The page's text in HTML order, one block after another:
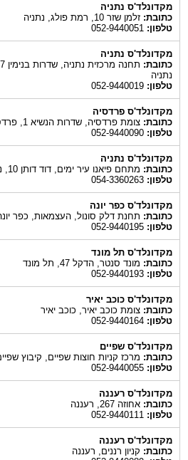
מקדונלד'ס נתניה
כתובת:זלמן שזר 10, רמת פולג, נתניה
טלפון:052-9440051
מקדונלד'ס נתניה
כתובת:
תחנה מרכזית נתניה, שדרות בנימין 7,
נתניה
טלפון:052-9440019
מקדונלד'ס פרדסיה
כתובת:צומת פרדסיה, שדרות הנשיא 1, פרדסיה
טלפון:052-9440090
מקדונלד'ס נתניה
כתובת:מתחם פיאנו עיר ימים, דוד דותן 10, נתניה
טלפון:054-3360263
מקדונלד'ס כפר יונה
כתובת:תחנת דלק סונול, העצמאות, כפר יונה
טלפון:052-9440195
מקדונלד'ס תל מונד
כתובת:מונד סנטר, הדקל 47, תל מונד
טלפון:052-9440193
מקדונלד'ס כוכב יאיר
כתובת:צומת כוכב יאיר, כוכב יאיר
טלפון:052-9440164
מקדונלד'ס שפיים
כתובת:מרכז קניות חוצות שפיים, קיבוץ שפיים
טלפון:052-9440055
מקדונלד'ס רעננה
כתובת:אחוזה 267, רעננה
טלפון:052-9440111
מקדונלד'ס רעננה
כתובת:קניון רננים, רעננה